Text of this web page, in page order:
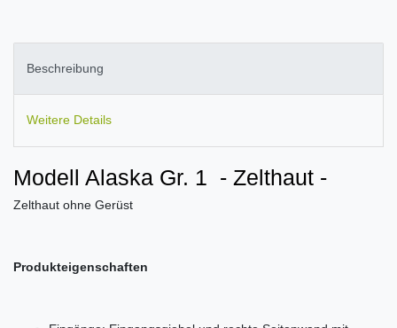
Beschreibung
Weitere Details
Modell Alaska Gr. 1 - Zelthaut -
Zelthaut ohne Gerüst
Produkteigenschaften